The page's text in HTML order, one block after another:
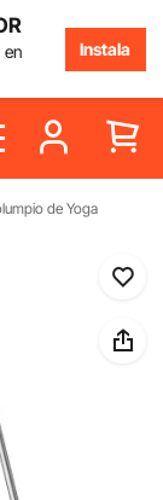
en
Instala
de Yoga